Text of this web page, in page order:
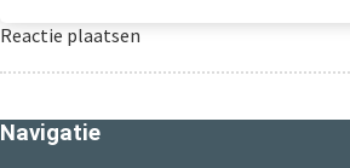
Reactie plaatsen
Navigatie